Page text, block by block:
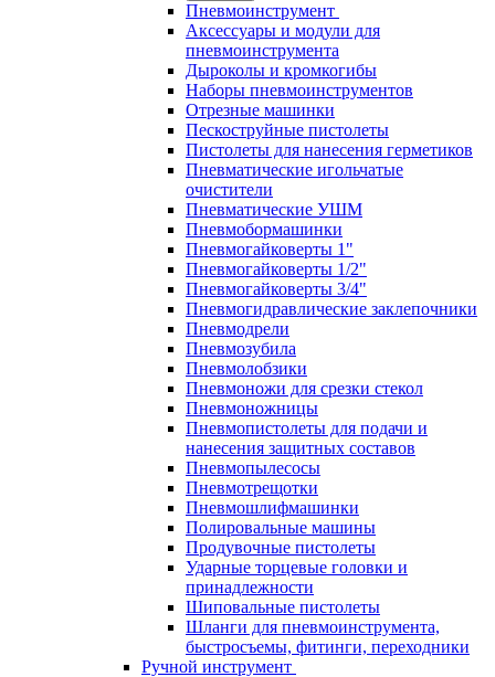
Пневмоинструмент
Аксессуары и модули для
пневмоинструмента
Дыроколы и кромкогибы
Наборы пневмоинструментов
Отрезные машинки
Пескоструйные пистолеты
Пистолеты для нанесения герметиков
Пневматические игольчатые
очистители
Пневматические УШМ
Пневмобормашинки
Пневмогайковерты 1"
Пневмогайковерты 1/2"
Пневмогайковерты 3/4"
Пневмогидравлические заклепочники
Пневмодрели
Пневмозубила
Пневмолобзики
Пневмоножи для срезки стекол
Пневмоножницы
Пневмопистолеты для подачи и
нанесения защитных составов
Пневмопылесосы
Пневмотрещотки
Пневмошлифмашинки
Полировальные машины
Продувочные пистолеты
Ударные торцевые головки и
принадлежности
Шиповальные пистолеты
Шланги для пневмоинструмента,
быстросъемы, фитинги, переходники
Ручной инструмент